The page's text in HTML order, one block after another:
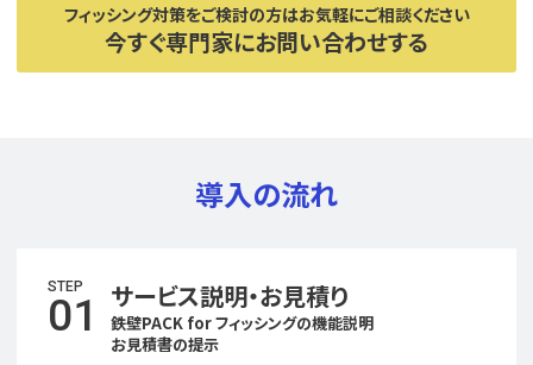
フィッシング対策をご検討の方はお気軽にご相談ください
今すぐ専門家にお問い合わせする
導入の流れ
STEP
01 サービス説明・お見積り
鉄壁PACK for フィッシングの機能説明
お見積書の提示